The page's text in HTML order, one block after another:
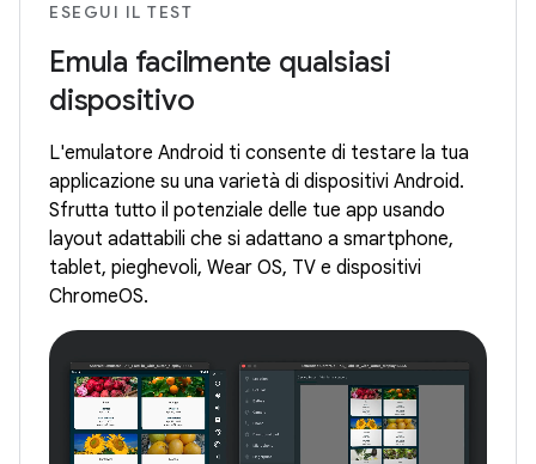
ESEGUI IL TEST
Emula facilmente qualsiasi
dispositivo
L'emulatore Android ti consente di testare la tua
applicazione su una varietà di dispositivi Android.
Sfrutta tutto il potenziale delle tue app usando
layout adattabili che si adattano a smartphone,
tablet, pieghevoli, Wear OS, TV e dispositivi
ChromeOS.